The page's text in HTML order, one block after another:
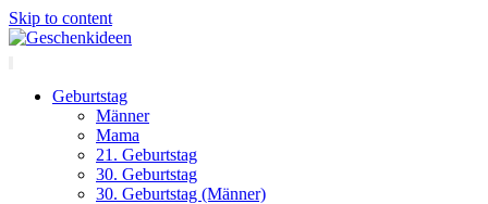
Skip to content
Geburtstag
Männer
Mama
21. Geburtstag
30. Geburtstag
30. Geburtstag (Männer)